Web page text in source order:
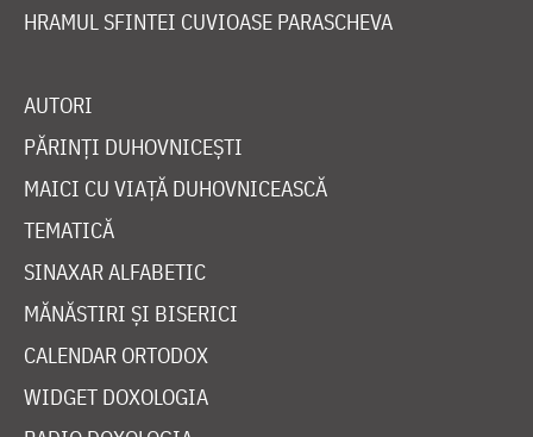
HRAMUL SFINTEI CUVIOASE PARASCHEVA
AUTORI
PĂRINȚI DUHOVNICEȘTI
MAICI CU VIAȚĂ DUHOVNICEASCĂ
TEMATICĂ
SINAXAR ALFABETIC
MĂNĂSTIRI ȘI BISERICI
CALENDAR ORTODOX
WIDGET DOXOLOGIA